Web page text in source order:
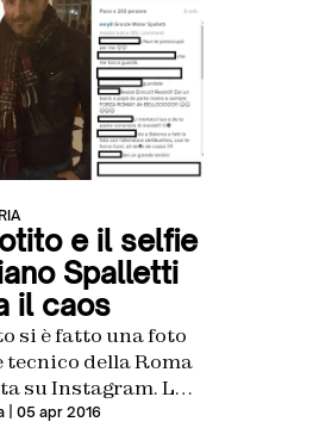
e il selfie
Spalletti
il caos
si è fatto una foto
tecnico della Roma
su Instagram. Lui
tifoso qualsiasi, è
| 05 apr 2016